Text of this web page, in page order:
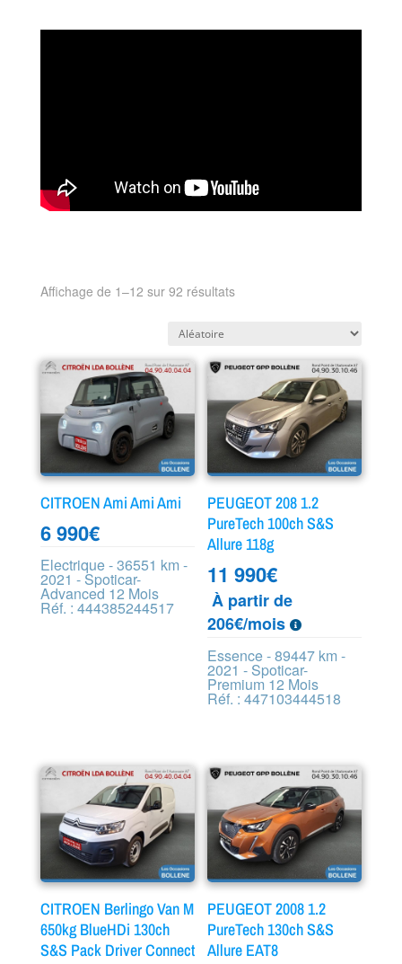
Affichage de 1–12 sur 92 résultats
CITROEN Ami Ami Ami
6 990€
Electrique - 36551 km -
2021 - Spoticar-
Advanced 12 Mois
Réf. : 444385244517
PEUGEOT 208 1.2
PureTech 100ch S&S
Allure 118g
11 990€
À partir de
206€/mois
Essence - 89447 km -
2021 - Spoticar-
Premium 12 Mois
Réf. : 447103444518
CITROEN Berlingo Van M
650kg BlueHDi 130ch
S&S Pack Driver Connect
PEUGEOT 2008 1.2
PureTech 130ch S&S
Allure EAT8